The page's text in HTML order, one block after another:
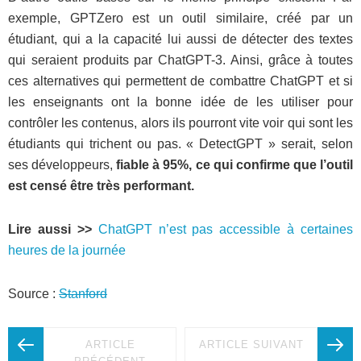
exemple, GPTZero est un outil similaire, créé par un
étudiant, qui a la capacité lui aussi de détecter des textes
qui seraient produits par ChatGPT-3. Ainsi, grâce à toutes
ces alternatives qui permettent de combattre ChatGPT et si
les enseignants ont la bonne idée de les utiliser pour
contrôler les contenus, alors ils pourront vite voir qui sont les
étudiants qui trichent ou pas. « DetectGPT » serait, selon
ses développeurs,fiable à 95%, ce qui confirme que l’outil
est censé être très performant.
Lire aussi >> ChatGPT n’est pas accessible à certaines
heures de la journée
Source : Stanford
ARTICLE
ARTICLE SUIVANT